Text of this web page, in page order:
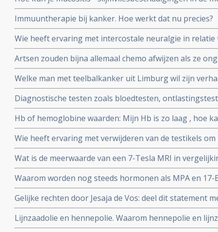
radiotherapie voorkomen en behandelen?
Immuuntherapie bij kanker. Hoe werkt dat nu precies?
Wie heeft ervaring met intercostale neuralgie in
(bot-metastasen)? Weet iemand of hier
van de lever?
Artsen zouden bijna allemaal chemo afwijzen als ze
bewering wel?
Welke man met teelbalkanker uit Limburg wil zijn
de Limburger?
Diagnostische testen zoals bloedtesten,
enz, wat zijn dat? Waarvoor dienen ze? En kan ik die
Hb of hemoglobine waarden: Mijn Hb is zo laag , hoe
Wie heeft ervaring met verwijderen van de testikels
Wat is de meerwaarde van een 7-Tesla MRI in
Waarom worden nog steeds hormonen als MPA en
bekend is dat dit kanker veroorzaakt?
Gelijke rechten door Jesaja de Vos: deel dit statement
Lijnzaadolie en hennepolie. Waarom hennepolie en